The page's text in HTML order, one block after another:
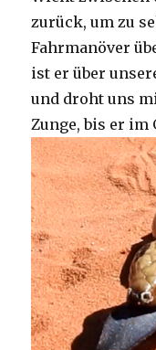
zurück, um zu
Fahrmanöver
ist er über
und droht uns
Zunge, bis er im